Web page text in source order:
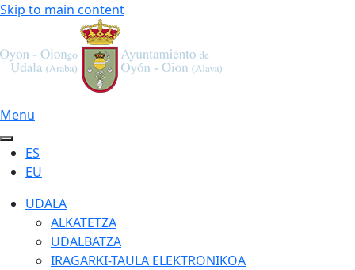
Skip to main content
Menu
ES
EU
UDALA
ALKATETZA
UDALBATZA
IRAGARKI-TAULA ELEKTRONIKOA